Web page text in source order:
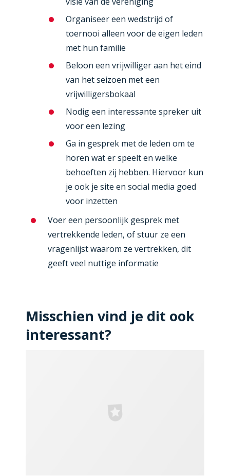
Organiseer een wedstrijd of
toernooi alleen voor de eigen leden
met hun familie
Beloon een vrijwilliger aan het eind
van het seizoen met een
vrijwilligersbokaal
Nodig een interessante spreker uit
voor een lezing
Ga in gesprek met de leden om te
horen wat er speelt en welke
behoeften zij hebben. Hiervoor kun
je ook je site en social media goed
voor inzetten
Voer een persoonlijk gesprek met
vertrekkende leden, of stuur ze een
vragenlijst waarom ze vertrekken, dit
geeft veel nuttige informatie
Misschien vind je dit ook
interessant?